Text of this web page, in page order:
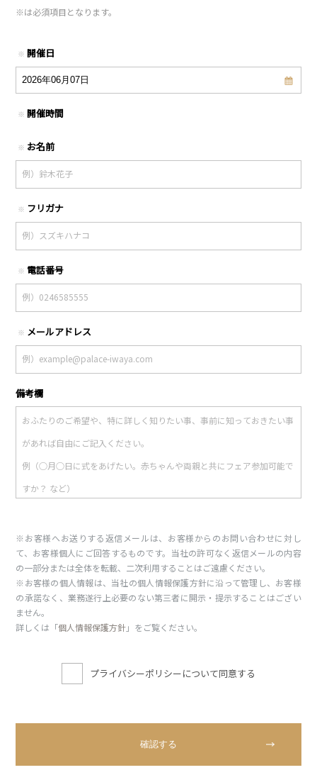
※は必須項目となります。
※ 開催日
※ 開催時間
※ お名前
※ フリガナ
※ 電話番号
※ メールアドレス
備考欄
※お客様へお送りする返信メールは、お客様からのお問い合わせに対し
て、お客様個人にご回答するものです。当社の許可なく返信メールの内容
の一部分または全体を転載、二次利用することはご遠慮ください。
※お客様の個人情報は、当社の個人情報保護方針に沿って管理し、お客様
の承諾なく、業務遂行上必要のない第三者に開示・提示することはござい
ません。
詳しくは「個人情報保護方針」をご覧ください。
プライバシーポリシーについて同意する